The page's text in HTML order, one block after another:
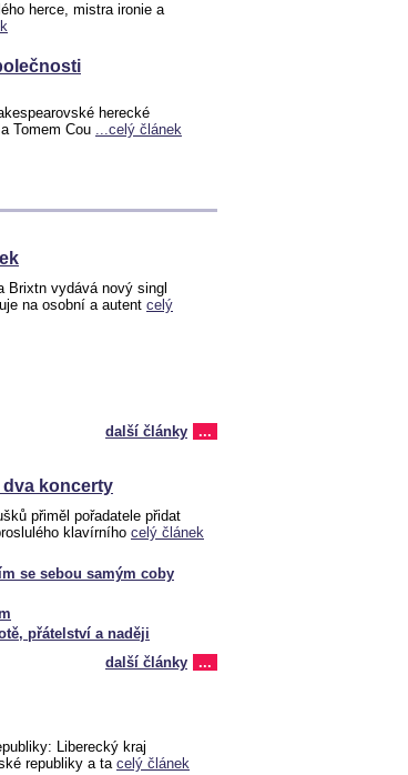
herce, mistra ironie a
herecké
Tomem Cou ...celý článek
Brixtn vydává nový singl
na osobní a autent celý
další články
...
dva koncerty
přiměl pořadatele přidat
klavírního celý článek
se sebou samým coby
přátelství a naději
další články
...
Liberecký kraj
republiky a ta celý článek